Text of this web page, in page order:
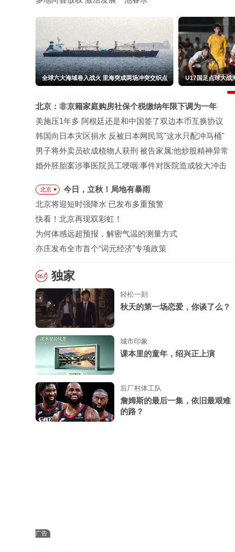
全球六大海域卷入战火 里海突成两场冲突交织点 U17国足点球大战
北京：非京籍家庭购房社保个税缴纳年限下调为一年
美施压1年多 阿根廷还是和中国签了双边本币互换协议
韩国向日本灾区捐水 反被日本网民骂"这水只配冲马桶"
男子将外卖员砍成植物人获刑 被告家属:他炒股精神异常
婚外胚胎案涉事医院员工哽咽:事件对医院造成较大冲击
北京
今日，立秋！局地有暴雨
北京将迎短时强降水 已发布多重预警
快看！北京再现双彩虹！
为何体感远超预报，解密气温的测量方式
亦庄发布全市首个“词元经济”专项政策
独家
轻松一刻
秋天的第一场恋爱，你谈了么？
城市印象
课本里的童年，绍兴正上演
后厂村体工队
詹姆斯的最后一集，依旧最艰难
的路？
广告